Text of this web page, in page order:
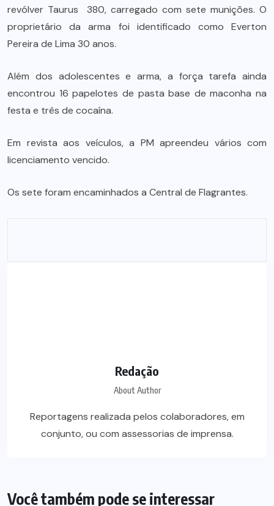
revólver Taurus 380, carregado com sete munições. O
proprietário da arma foi identificado como Everton
Pereira de Lima 30 anos.
Além dos adolescentes e arma, a força tarefa ainda
encontrou 16 papelotes de pasta base de maconha na
festa e três de cocaína.
Em revista aos veículos, a PM apreendeu vários com
licenciamento vencido.
Os sete foram encaminhados a Central de Flagrantes.
Redação
About Author
Reportagens realizada pelos colaboradores, em
conjunto, ou com assessorias de imprensa.
Você também pode se interessar